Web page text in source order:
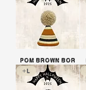
POM BROWN BOR
+L